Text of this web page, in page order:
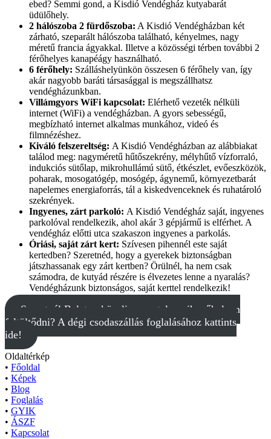
ebed? Semmi gond, a Kisdió Vendégház kutyabarát
üdülőhely.
2 hálószoba 2 fürdőszoba: A Kisdió Vendégházban két
zárható, szeparált hálószoba található, kényelmes, nagy
méretű francia ágyakkal. Illetve a közösségi térben további 2
férőhelyes kanapéágy használható.
6 férőhely: Szálláshelyünkön összesen 6 férőhely van, így
akár nagyobb baráti társasággal is megszállhatsz
vendégházunkban.
Villámgyors WiFi kapcsolat: Elérhető vezeték nélküli
internet (WiFi) a vendégházban. A gyors sebességű,
megbízható internet alkalmas munkához, videó és
filmnézéshez.
Kiváló felszereltség: A Kisdió Vendégházban az alábbiakat
találod meg: nagyméretű hűtőszekrény, mélyhűtő vízforraló,
indukciós sütőlap, mikrohullámú sütő, étkészlet, evőeszközök,
poharak, mosogatógép, mosógép, ágynemű, környezetbarát
napelemes energiaforrás, tál a kiskedvenceknek és ruhatároló
szekrények.
Ingyenes, zárt parkoló: A Kisdió Vendégház saját, ingyenes
parkolóval rendelkezik, ahol akár 3 gépjármű is elférhet. A
vendégház előtti utca szakaszon ingyenes a parkolás.
Óriási, saját zárt kert: Szívesen pihennél este saját
kertedben? Szeretnéd, hogy a gyerekek biztonságban
játszhassanak egy zárt kertben? Örülnél, ha nem csak
számodra, de kutyád részére is élvezetes lenne a nyaralás?
Vendégházunk biztonságos, saját kerttel rendelkezik!
Szeretnél Balaton közeli, zavartalan pihenőhelyen
feltöltődni? A dégi csodaszállás foglalásához kattints
ide!
Oldaltérkép
• Főoldal
• Képek
• Blog
• Foglalás
• GYIK
• ÁSZF
• Kapcsolat